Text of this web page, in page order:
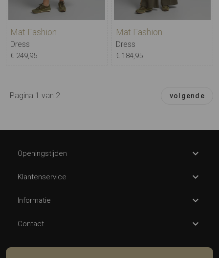
Mat Fashion
Dress
€ 249,95
Mat Fashion
Dress
€ 184,95
Pagina 1 van 2 volgende
Openingstijden
Klantenservice
Informatie
Contact